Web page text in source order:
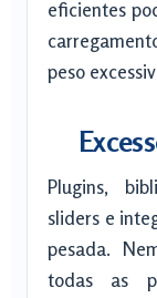
eficientes
peso
Plugins,
sliders e
pesada.
todas as